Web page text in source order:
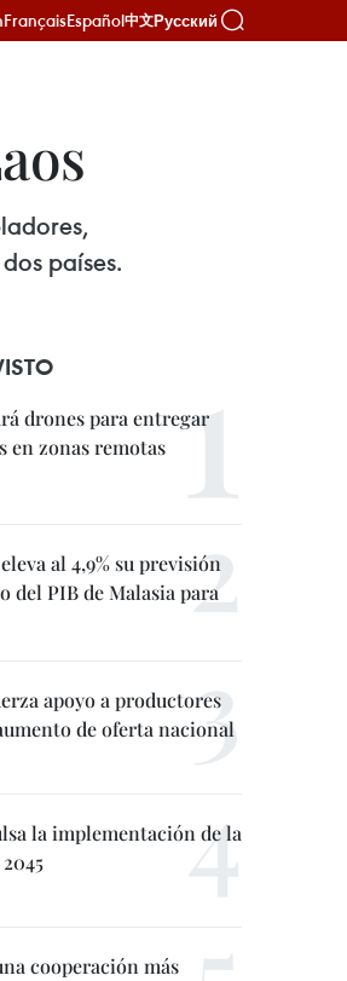
FrançaisEspañol中文Русский
países.
drones para entregar
en zonas remotas
al 4,9% su previsión
del PIB de Malasia para
apoyo a productores
de oferta nacional
la implementación de la
cooperación más